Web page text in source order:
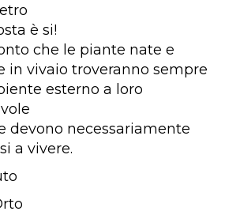
è si!
che le piante nate e
in vivaio troveranno sempre
esterno a loro
devono necessariamente
a vivere.